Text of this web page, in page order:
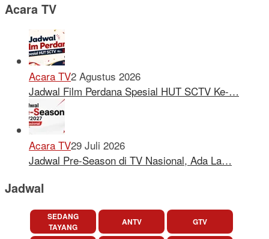
Acara TV
Acara TV2 Agustus 2026
Jadwal Film Perdana Spesial HUT SCTV Ke-…
Acara TV29 Juli 2026
Jadwal Pre-Season di TV Nasional, Ada La…
Jadwal
SEDANG
TAYANG
ANTV GTV